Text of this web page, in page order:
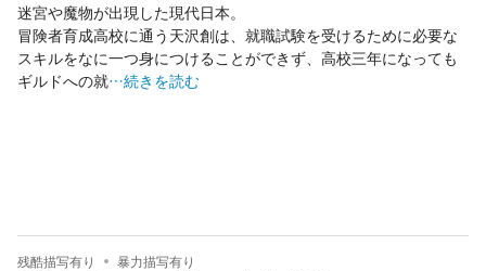
迷宮や魔物が出現した現代日本。
冒険者育成高校に通う天沢創は、就職試験を受けるために必要な
スキルをなに一つ身につけることができず、高校三年になっても
ギルドへの就…続きを読む
残酷描写有り
暴力描写有り